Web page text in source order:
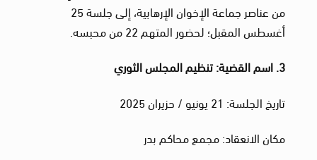
من عناصر جماعة الإخوان الإرهابية، إلى جلسة 25
أغسطس المقبل؛ لحضور المتهم 22 من محبسه.
3. اسم القضية: تنظيم المجلس الثوري
تاريخ الجلسة: 21 يونيو / حزيران 2025
مكان الانعقاد: مجمع محاكم بدر